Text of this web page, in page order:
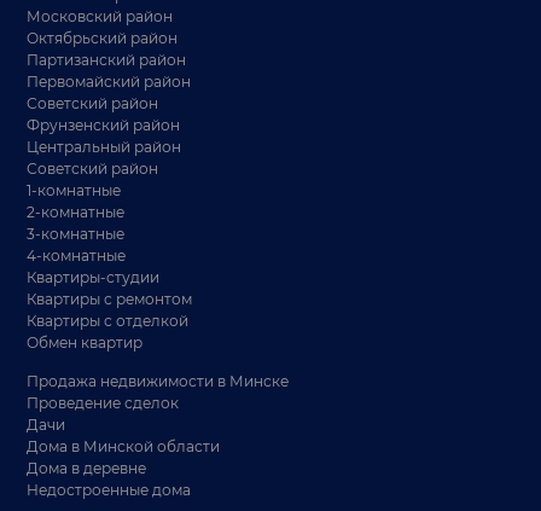
Московский район
Октябрьский район
Партизанский район
Первомайский район
Советский район
Фрунзенский район
Центральный район
Советский район
1-комнатные
2-комнатные
3-комнатные
4-комнатные
Квартиры-студии
Квартиры с ремонтом
Квартиры с отделкой
Обмен квартир
Продажа недвижимости в Минске
Проведение сделок
Дачи
Дома в Минской области
Дома в деревне
Недостроенные дома